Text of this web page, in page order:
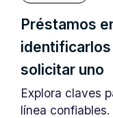
Préstamos
solicitar uno
Explora claves
línea